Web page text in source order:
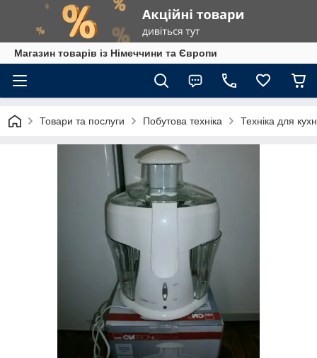
Магазин товарів із Німеччини та Європи
Товари та послуги Побутова техніка Техніка для